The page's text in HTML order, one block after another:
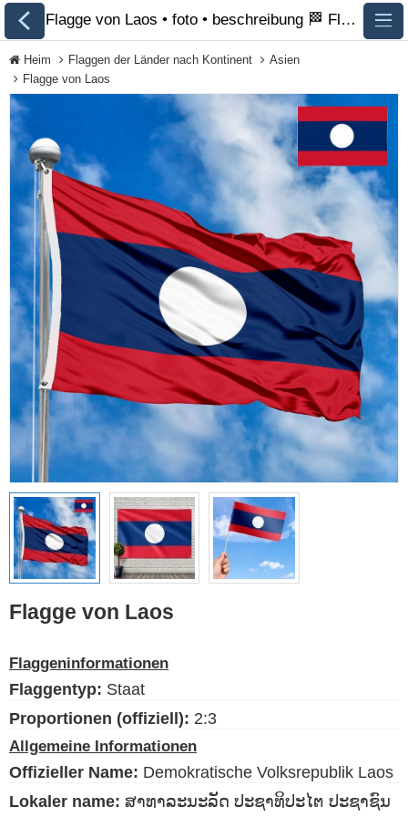
Alle Flaggen
Flaggen der Länder
nach Kontinent
Flaggen von
Organisationen
Flaggen der LGBT-
Community
Historische Flaggen
Ethnische Flaggen
Flaggen der USA
(Bundesstaaten)
Sprache Deutsch
Der Blog
Bitte unterstützen Sie diese
Site mit einer kleinen Spende
Flagge von Laos • foto • beschreibung 🏁 FlagsSite.com
Heim Flaggen der Länder nach Kontinent
Asien
Flagge von Laos
Flagge von Laos
Flaggeninformationen
Flaggentyp: Staat
Proportionen (offiziell): 2:3
Allgemeine Informationen
Offizieller Name: Demokratische Volksrepublik Laos
Lokaler name: ສາທາລະນະລັດ ປະຊາທິປະໄຕ ປະຊາຊົນ